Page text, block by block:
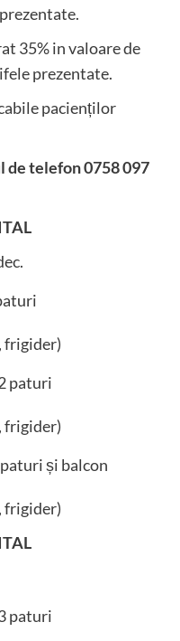
35% in valoare de
prezentate.
pacienților
de telefon0758 097
frigider)
paturi
frigider)
și balcon
frigider)
paturi